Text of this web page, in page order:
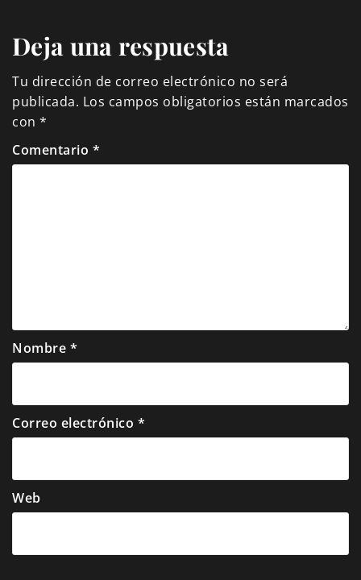
Deja una respuesta
Tu dirección de correo electrónico no será
publicada. Los campos obligatorios están marcados
con *
Comentario *
Nombre *
Correo electrónico *
Web